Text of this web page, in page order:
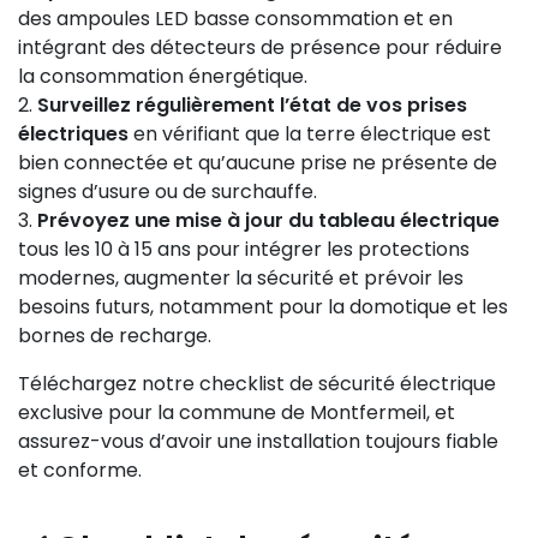
des ampoules LED basse consommation et en
intégrant des détecteurs de présence pour réduire
la consommation énergétique.
Surveillez régulièrement l’état de vos prises
électriquesen vérifiant que la terre électrique est
bien connectée et qu’aucune prise ne présente de
signes d’usure ou de surchauffe.
Prévoyez une mise à jour du tableau électrique
tous les 10 à 15 ans pour intégrer les protections
modernes, augmenter la sécurité et prévoir les
besoins futurs, notamment pour la domotique et les
bornes de recharge.
Téléchargez notre checklist de sécurité électrique
exclusive pour la commune de Montfermeil, et
assurez-vous d’avoir une installation toujours fiable
et conforme.